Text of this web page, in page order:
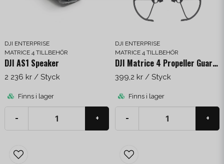
DJI ENTERPRISE
MATRICE 4 TILLBEHÖR
DJI AS1 Speaker
2 236 kr / Styck
Finns i lager
- +
DJI ENTERPRISE
MATRICE 4 TILLBEHÖR
DJI Matrice 4 Propeller Guards
399,2 kr / Styck
Finns i lager
- +